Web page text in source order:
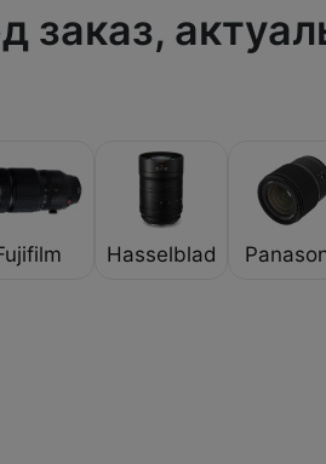
заказ,
Hasselblad